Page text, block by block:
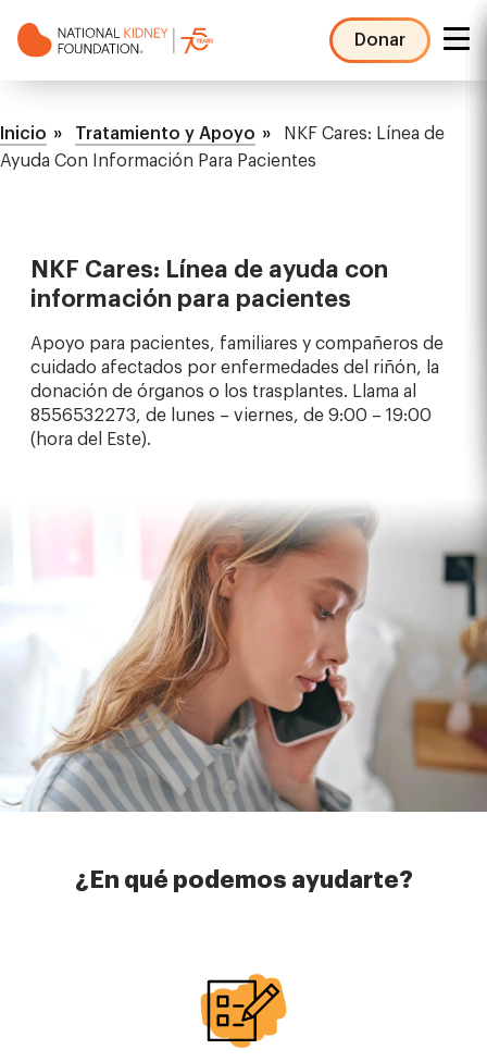
Donar
NKF
Menu
Ruta
de
Inicio Tratamiento y Apoyo
NKF Cares: Línea de
Ayuda Con Información Para Pacientes
NKF Cares: Línea de ayuda con
información para pacientes
Apoyo para pacientes, familiares y compañeros de
cuidado afectados por enfermedades del riñón, la
donación de órganos o los trasplantes. Llama al
8556532273, de lunes – viernes, de 9:00 – 19:00
(hora del Este).
¿En qué podemos ayudarte?